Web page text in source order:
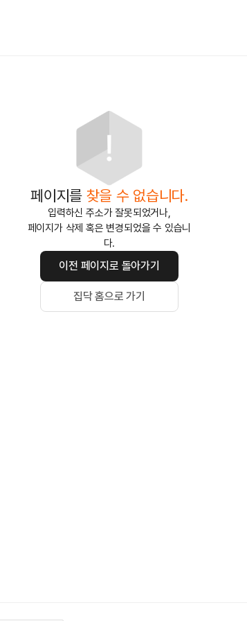
페이지를 찾을 수 없습니다.
입력하신 주소가 잘못되었거나,
페이지가 삭제 혹은 변경되었을 수 있습니
다.
이전 페이지로 돌아가기
집닥 홈으로 가기